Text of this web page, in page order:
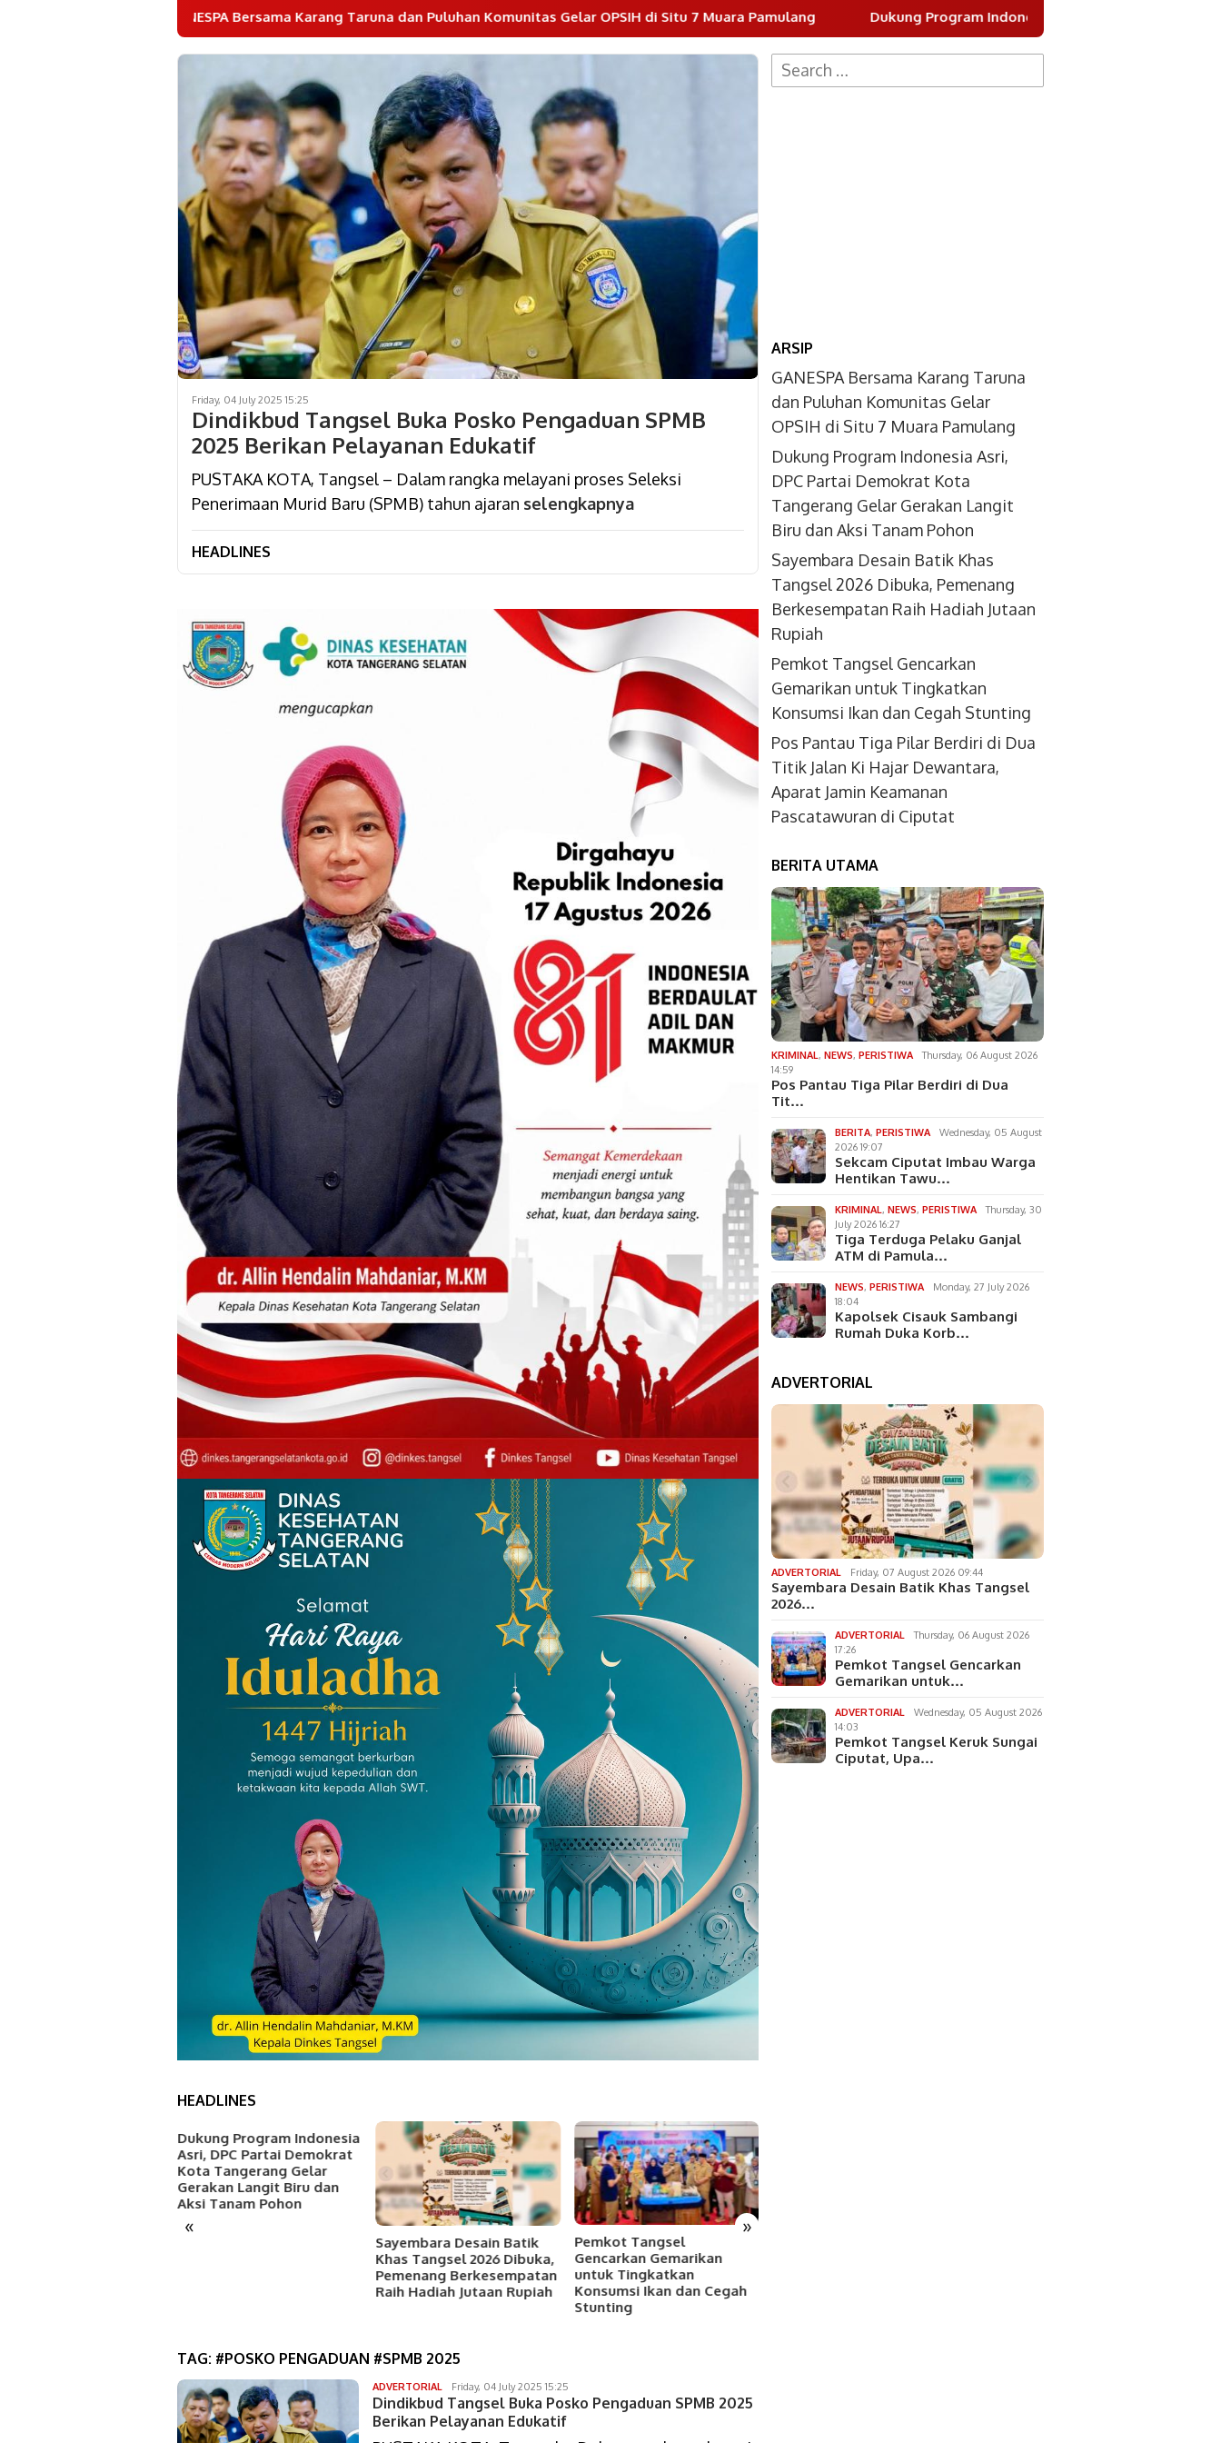
GANESPA Bersama Karang Taruna dan Puluhan Komunitas Gelar OPSIH di Situ 7 Muara Pamulang Dukung Program Indonesia Asri, DPC Partai Demokrat Kota Tangerang
Friday, 04 July 2025 15:25
Dindikbud Tangsel Buka Posko Pengaduan SPMB
2025 Berikan Pelayanan Edukatif
PUSTAKA KOTA, Tangsel – Dalam rangka melayani proses Seleksi
Penerimaan Murid Baru (SPMB) tahun ajaran selengkapnya
HEADLINES
HEADLINES
« »
Dukung Program Indonesia
Asri, DPC Partai Demokrat
Kota Tangerang Gelar
Gerakan Langit Biru dan
Aksi Tanam Pohon
Sayembara Desain Batik
Khas Tangsel 2026 Dibuka,
Pemenang Berkesempatan
Raih Hadiah Jutaan Rupiah
Pemkot Tangsel
Gencarkan Gemarikan
untuk Tingkatkan
Konsumsi Ikan dan Cegah
Stunting
TAG: #POSKO PENGADUAN #SPMB 2025
ADVERTORIAL gunawan
sumaryono
Friday, 04 July 2025 15:25
Dindikbud Tangsel Buka Posko Pengaduan SPMB 2025
Berikan Pelayanan Edukatif
Search
for:
ARSIP
GANESPA Bersama Karang Taruna
dan Puluhan Komunitas Gelar
OPSIH di Situ 7 Muara Pamulang
Dukung Program Indonesia Asri,
DPC Partai Demokrat Kota
Tangerang Gelar Gerakan Langit
Biru dan Aksi Tanam Pohon
Sayembara Desain Batik Khas
Tangsel 2026 Dibuka, Pemenang
Berkesempatan Raih Hadiah Jutaan
Rupiah
Pemkot Tangsel Gencarkan
Gemarikan untuk Tingkatkan
Konsumsi Ikan dan Cegah Stunting
Pos Pantau Tiga Pilar Berdiri di Dua
Titik Jalan Ki Hajar Dewantara,
Aparat Jamin Keamanan
Pascatawuran di Ciputat
BERITA UTAMA
KRIMINAL,NEWS,PERISTIWA
Thursday, 06 August 2026
14:59
Pos Pantau Tiga Pilar Berdiri di Dua
Tit…
BERITA,PERISTIWA
Wednesday, 05 August
2026 19:07
Sekcam Ciputat Imbau Warga
Hentikan Tawu…
KRIMINAL,NEWS,PERISTIWA
Thursday, 30
July 2026 16:27
Tiga Terduga Pelaku Ganjal
ATM di Pamula…
NEWS,PERISTIWA
Monday, 27 July 2026
18:04
Kapolsek Cisauk Sambangi
Rumah Duka Korb…
ADVERTORIAL
ADVERTORIAL Friday, 07 August 2026 09:44
Sayembara Desain Batik Khas Tangsel
2026…
ADVERTORIAL
Thursday, 06 August 2026
17:26
Pemkot Tangsel Gencarkan
Gemarikan untuk…
ADVERTORIAL
Wednesday, 05 August 2026
14:03
Pemkot Tangsel Keruk Sungai
Ciputat, Upa…